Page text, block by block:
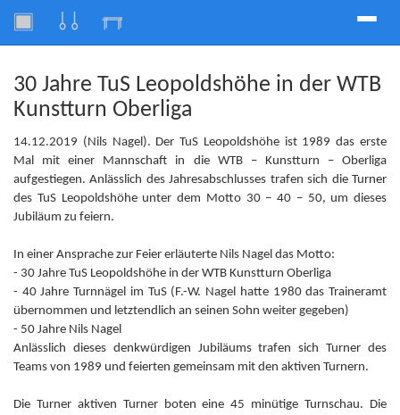
Toggle
30 Jahre TuS Leopoldshöhe in der WTB
Kunstturn Oberliga
14.12.2019 (Nils Nagel). Der TuS Leopoldshöhe ist 1989 das erste
Mal mit einer Mannschaft in die WTB – Kunstturn – Oberliga
aufgestiegen. Anlässlich des Jahresabschlusses trafen sich die Turner
des TuS Leopoldshöhe unter dem Motto 30 – 40 – 50, um dieses
Jubiläum zu feiern.
In einer Ansprache zur Feier erläuterte Nils Nagel das Motto:
- 30 Jahre TuS Leopoldshöhe in der WTB Kunstturn Oberliga
- 40 Jahre Turnnägel im TuS (F.-W. Nagel hatte 1980 das Traineramt
übernommen und letztendlich an seinen Sohn weiter gegeben)
- 50 Jahre Nils Nagel
Anlässlich dieses denkwürdigen Jubiläums trafen sich Turner des
Teams von 1989 und feierten gemeinsam mit den aktiven Turnern.
Die Turner aktiven Turner boten eine 45 minütige Turnschau. Die